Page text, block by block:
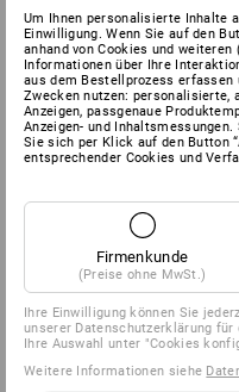
Um Ihnen personalisierte Inhalte
Einwilligung. Wenn Sie auf den
anhand von Cookies und
Informationen über Ihre
aus dem Bestellprozess erfassen
Zwecken nutzen: personalisierte,
Anzeigen, passgenaue
Anzeigen- und
Sie sich per Klick auf den Button
entsprechender Cookies und
Firmenkunde
(Preise ohne MwSt.)
Ihre Einwilligung können Sie
unserer Datenschutzerklärung
Ihre Auswahl unter "Cookies
Weitere Informationen siehe